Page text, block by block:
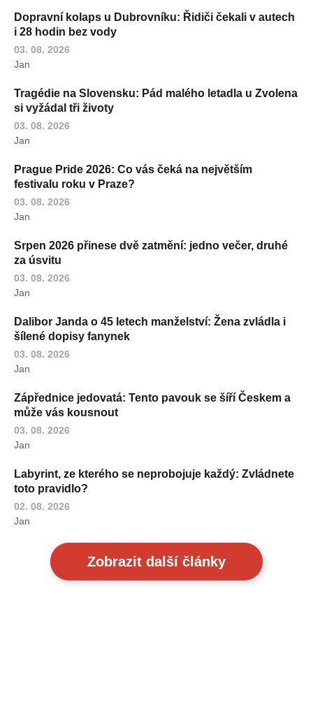
Dopravní kolaps u Dubrovníku: Řidiči čekali v autech
i 28 hodin bez vody
03. 08. 2026
Jan
Tragédie na Slovensku: Pád malého letadla u Zvolena
si vyžádal tři životy
03. 08. 2026
Jan
Prague Pride 2026: Co vás čeká na největším
festivalu roku v Praze?
03. 08. 2026
Jan
Srpen 2026 přinese dvě zatmění: jedno večer, druhé
za úsvitu
03. 08. 2026
Jan
Dalibor Janda o 45 letech manželství: Žena zvládla i
šílené dopisy fanynek
03. 08. 2026
Jan
Zápřednice jedovatá: Tento pavouk se šíří Českem a
může vás kousnout
03. 08. 2026
Jan
Labyrint, ze kterého se neprobojuje každý: Zvládnete
toto pravidlo?
02. 08. 2026
Jan
Zobrazit další články